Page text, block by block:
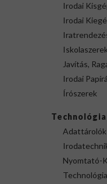
Irodai
Irodai
Iskolaszerek
Javítás,
Irodai
Írószerek
Technológia
Adattárolók
Nyomtató-